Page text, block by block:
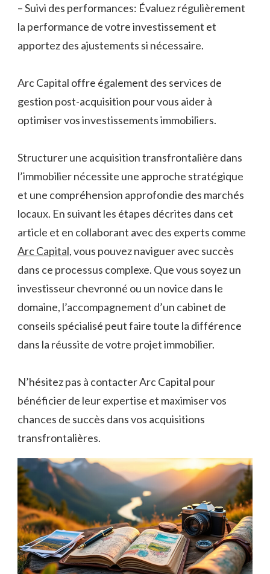
– Suivi des performances: Évaluez régulièrement
la performance de votre investissement et
apportez des ajustements si nécessaire.
Arc Capital offre également des services de
gestion post-acquisition pour vous aider à
optimiser vos investissements immobiliers.
Structurer une acquisition transfrontalière dans
l’immobilier nécessite une approche stratégique
et une compréhension approfondie des marchés
locaux. En suivant les étapes décrites dans cet
article et en collaborant avec des experts comme
Arc Capital, vous pouvez naviguer avec succès
dans ce processus complexe. Que vous soyez un
investisseur chevronné ou un novice dans le
domaine, l’accompagnement d’un cabinet de
conseils spécialisé peut faire toute la différence
dans la réussite de votre projet immobilier.
N’hésitez pas à contacter Arc Capital pour
bénéficier de leur expertise et maximiser vos
chances de succès dans vos acquisitions
transfrontalières.